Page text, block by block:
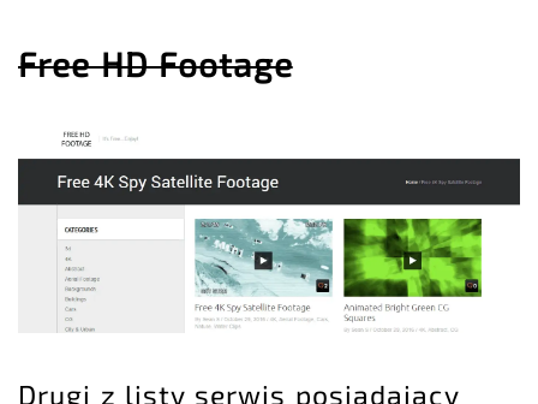
Free HD Footage
Drugi z listy serwis posiadający